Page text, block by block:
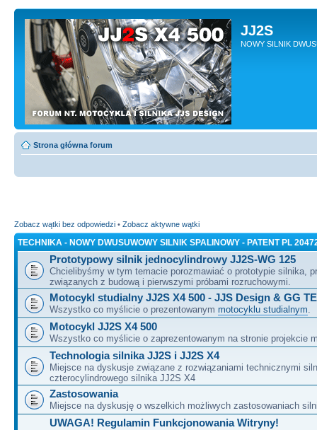
JJ2S
NOWY SILNIK
Strona główna forum
Zobacz wątki bez odpowiedzi • Zobacz aktywne wątki
TECHNIKA - NOWY DWUSUWOWY SILNIK SPALINOWY - PATENT PL
Prototypowy silnik jednocylindrowy JJ2S-WG 125
Chcielibyśmy w tym temacie porozmawiać o prototypie silnika,
związanych z budową i pierwszymi próbami rozruchowymi.
Motocykl studialny JJ2S X4 500 - JJS Design & GG
Wszystko co myślicie o prezentowanym motocyklu studialnym
Motocykl JJ2S X4 500
Wszystko co myślicie o zaprezentowanym na stronie projekcie
Technologia silnika JJ2S i JJ2S X4
Miejsce na dyskusje związane z rozwiązaniami technicznymi
czterocylindrowego silnika JJ2S X4
Zastosowania
Miejsce na dyskusję o wszelkich możliwych zastosowaniach
UWAGA! Regulamin Funkcjonowania Witryny!